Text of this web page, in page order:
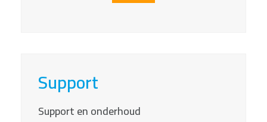
Support
Support en onderhoud